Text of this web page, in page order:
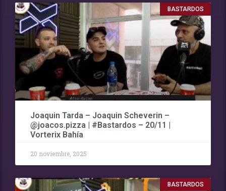
BASTARDOS
Joaquin Tarda – Joaquin Scheverin –
@joacos.pizza | #Bastardos – 20/11 |
Vorterix Bahía
20 noviembre, 2025
BASTARDOS